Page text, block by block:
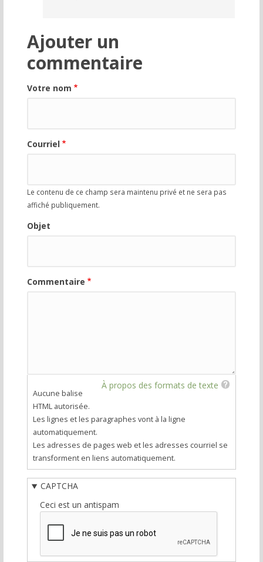
Ajouter un
commentaire
Votre nom
Courriel
Le contenu de ce champ sera maintenu privé et ne sera pas
affiché publiquement.
Objet
Commentaire
À propos des formats de texte
Aucune balise
HTML autorisée.
Les lignes et les paragraphes vont à la ligne
automatiquement.
Les adresses de pages web et les adresses courriel se
transforment en liens automatiquement.
CAPTCHA
Ceci est un antispam